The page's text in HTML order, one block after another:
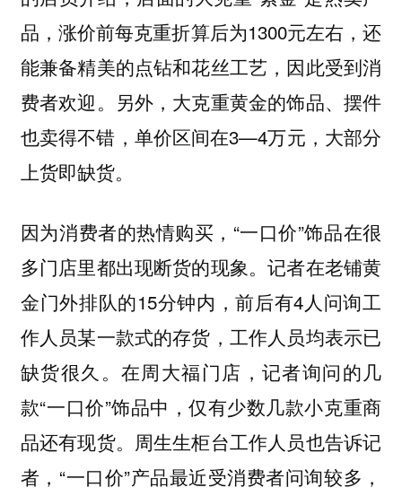
品，涨价前每克重折算后为1300元左右，还
能兼备精美的点钻和花丝工艺，因此受到消
费者欢迎。另外，大克重黄金的饰品、摆件
也卖得不错，单价区间在3—4万元，大部分
上货即缺货。
因为消费者的热情购买，“一口价”饰品在很
多门店里都出现断货的现象。记者在老铺黄
金门外排队的15分钟内，前后有4人问询工
作人员某一款式的存货，工作人员均表示已
缺货很久。在周大福门店，记者询问的几
款“一口价”饰品中，仅有少数几款小克重商
品还有现货。周生生柜台工作人员也告诉记
者，“一口价”产品最近受消费者问询较多，